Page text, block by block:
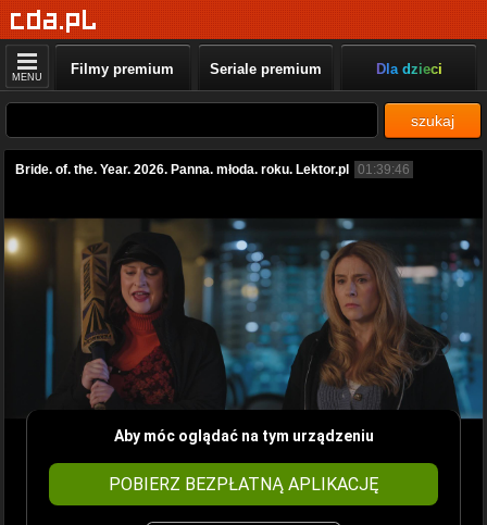
MENU Filmy premium Seriale premium Dla dzieci
szukaj
Bride. of. the. Year. 2026. Panna. młoda. roku. Lektor.pl 01:39:46
Aby móc oglądać na tym urządzeniu
POBIERZ BEZPŁATNĄ APLIKACJĘ